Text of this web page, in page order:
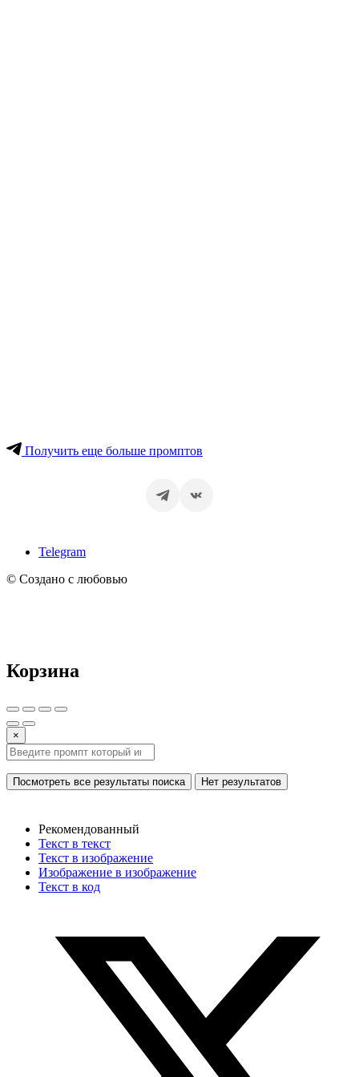
Получить еще больше промптов
Telegram
© Создано с любовью
Корзина
×
Посмотреть все результаты поиска Нет результатов
Рекомендованный
Текст в текст
Текст в изображение
Изображение в изображение
Текст в код